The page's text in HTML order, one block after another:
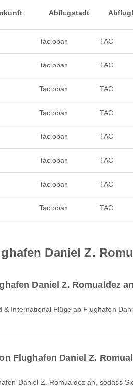
Abflugstadt
Tacloban TAC
Tacloban TAC
Tacloban TAC
Tacloban TAC
Tacloban TAC
Tacloban TAC
Tacloban TAC
Tacloban TAC
Daniel Z.
Daniel Z. Romualdez
Flughafen Daniel Z.